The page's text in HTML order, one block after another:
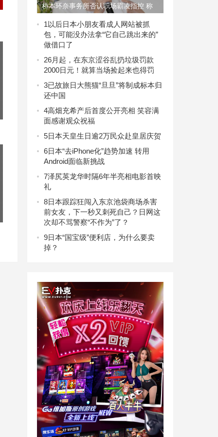
桥本环奈事务所否认职场霸凌指控 称
报道
1以后日本小朋友看成人网站被抓
包，可能没办法拿“它自己跳出来的”
做借口了
26月起，在东京涩谷乱扔垃圾罚款
2000日元！就算当场捡起来也得罚
3已故旅日大熊猫“旦旦”将制成标本归
还中国
4高畑充希产后首度公开亮相 笑容满
面感谢观众祝福
5日本天皇生日逾2万民众赴皇居庆贺
6日本“去iPhone化”趋势加速 转用
Android面临新挑战
7泽尻英龙华时隔6年半亮相电影首映
礼
8日本跟踪狂闯入东京池袋商场杀害
前女友，下一秒又刺死自己？日网这
次却不骂警察“不作为”了？
9日本“国宝级”便利店，为什么要卖
掉？